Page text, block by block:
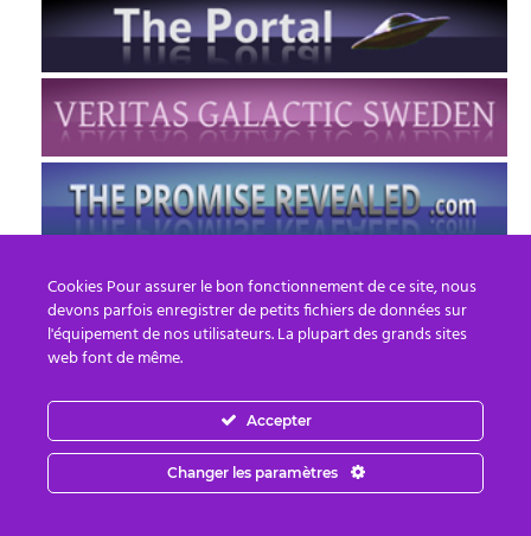
FR EN
© 2013 - 2026 PREPARE FOR CHANGE
Cookies Pour assurer le bon fonctionnement de ce site, nous
devons parfois enregistrer de petits fichiers de données sur
l'équipement de nos utilisateurs. La plupart des grands sites
web font de même.
Accepter
Changer les paramètres